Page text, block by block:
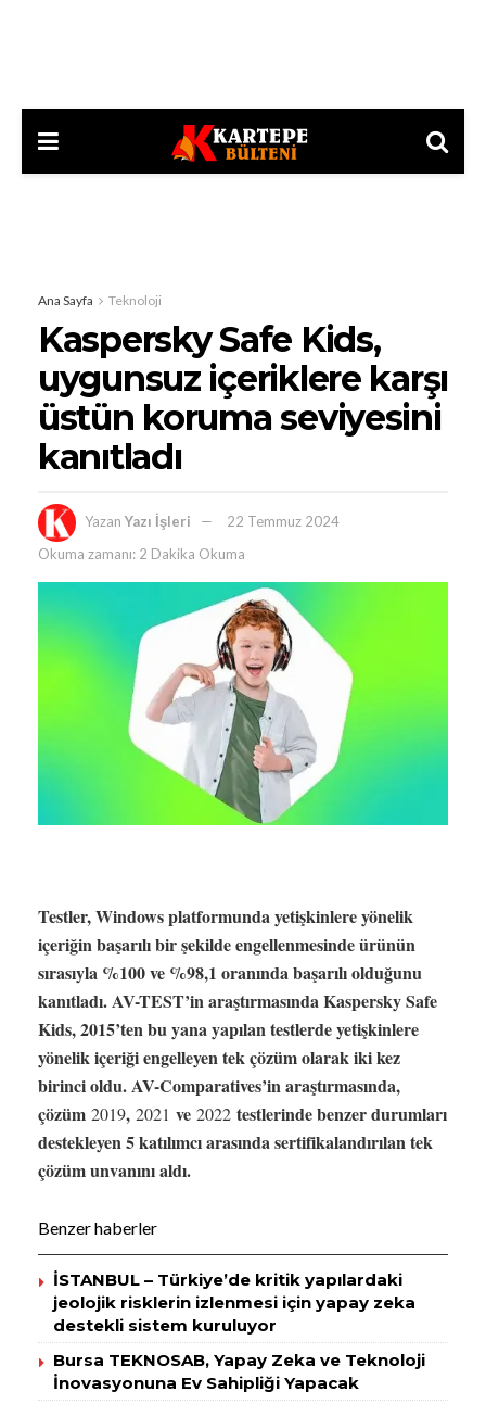
Ana Sayfa Teknoloji
Kaspersky Safe Kids,
uygunsuz içeriklere karşı
üstün koruma seviyesini
kanıtladı
Yazan Yazı İşleri
22 Temmuz 2024
Okuma zamanı: 2 Dakika Okuma
Testler, Windows platformunda yetişkinlere yönelik
içeriğin başarılı bir şekilde engellenmesinde ürünün
sırasıyla %100 ve %98,1 oranında başarılı olduğunu
kanıtladı. AV-TEST’in araştırmasında Kaspersky Safe
Kids, 2015’ten bu yana yapılan testlerde yetişkinlere
yönelik içeriği engelleyen tek çözüm olarak iki kez
birinci oldu. AV-Comparatives’in araştırmasında,
çözüm 2019, 2021 ve 2022 testlerinde benzer durumları
destekleyen 5 katılımcı arasında sertifikalandırılan tek
çözüm unvanını aldı.
Benzer haberler
İSTANBUL – Türkiye’de kritik yapılardaki
jeolojik risklerin izlenmesi için yapay zeka
destekli sistem kuruluyor
Bursa TEKNOSAB, Yapay Zeka ve Teknoloji
İnovasyonuna Ev Sahipliği Yapacak